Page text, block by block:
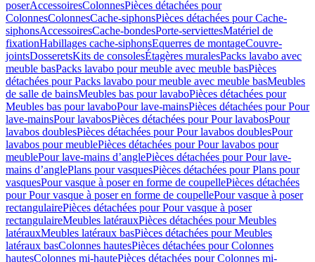
poserAccessoiresColonnesPièces détachées pour
ColonnesColonnesCache-siphonsPièces détachées pour Cache-
siphonsAccessoiresCache-bondesPorte-serviettesMatériel de
fixationHabillages cache-siphonsEquerres de montageCouvre-
jointsDosseretsKits de consolesÉtagères muralesPacks lavabo avec
meuble basPacks lavabo pour meuble avec meuble basPièces
détachées pour Packs lavabo pour meuble avec meuble basMeubles
de salle de bainsMeubles bas pour lavaboPièces détachées pour
Meubles bas pour lavaboPour lave-mainsPièces détachées pour Pour
lave-mainsPour lavabosPièces détachées pour Pour lavabosPour
lavabos doublesPièces détachées pour Pour lavabos doublesPour
lavabos pour meublePièces détachées pour Pour lavabos pour
meublePour lave-mains d’anglePièces détachées pour Pour lave-
mains d’anglePlans pour vasquesPièces détachées pour Plans pour
vasquesPour vasque à poser en forme de coupellePièces détachées
pour Pour vasque à poser en forme de coupellePour vasque à poser
rectangulairePièces détachées pour Pour vasque à poser
rectangulaireMeubles latérauxPièces détachées pour Meubles
latérauxMeubles latéraux basPièces détachées pour Meubles
latéraux basColonnes hautesPièces détachées pour Colonnes
hautesColonnes mi-hautePièces détachées pour Colonnes mi-